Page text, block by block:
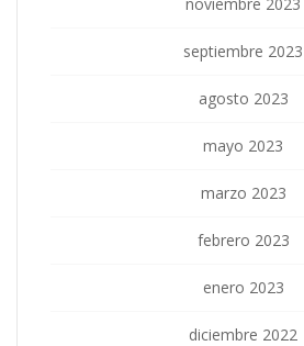
septiembre 2023
agosto 2023
mayo 2023
marzo 2023
febrero 2023
enero 2023
diciembre 2022